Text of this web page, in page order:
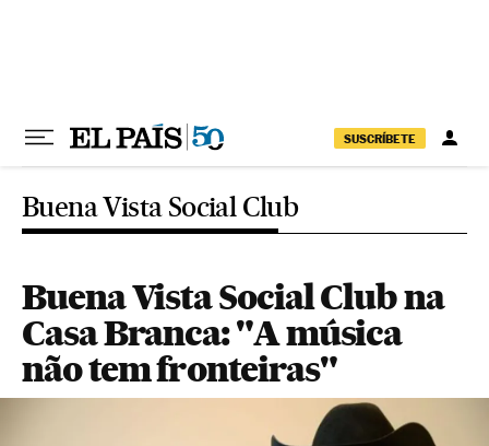
SUSCRÍBETE
Buena Vista Social Club
Buena Vista Social Club na
Casa Branca: "A música
não tem fronteiras"